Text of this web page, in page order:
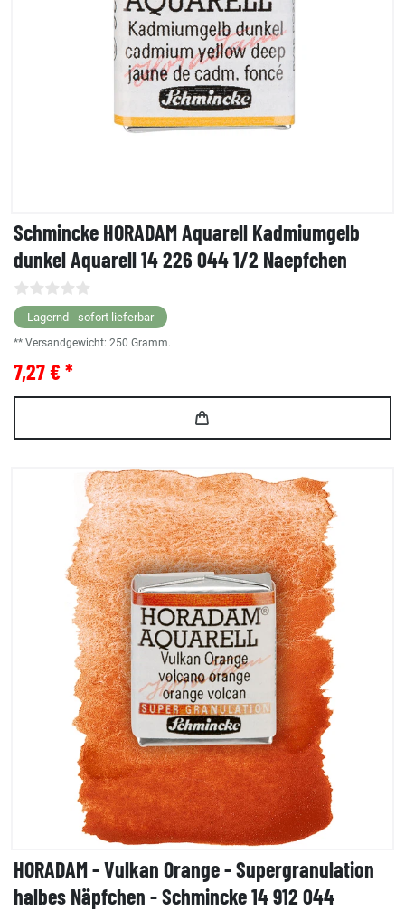
Schmincke HORADAM Aquarell Kadmiumgelb
dunkel Aquarell 14 226 044 1/2 Naepfchen
Lagernd - sofort lieferbar
** Versandgewicht: 250 Gramm.
7,27 € *
HORADAM - Vulkan Orange - Supergranulation
halbes Näpfchen - Schmincke 14 912 044